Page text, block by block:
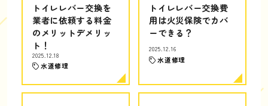
トイレレバー交換を
業者に依頼する料金
のメリットデメリッ
ト！
2025.12.18
水道修理
トイレレバー交換費
用は火災保険でカバ
ーできる？
2025.12.16
水道修理